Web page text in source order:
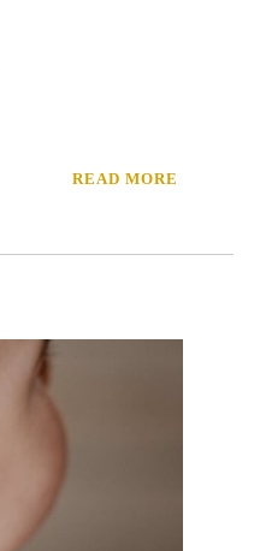
READ MORE